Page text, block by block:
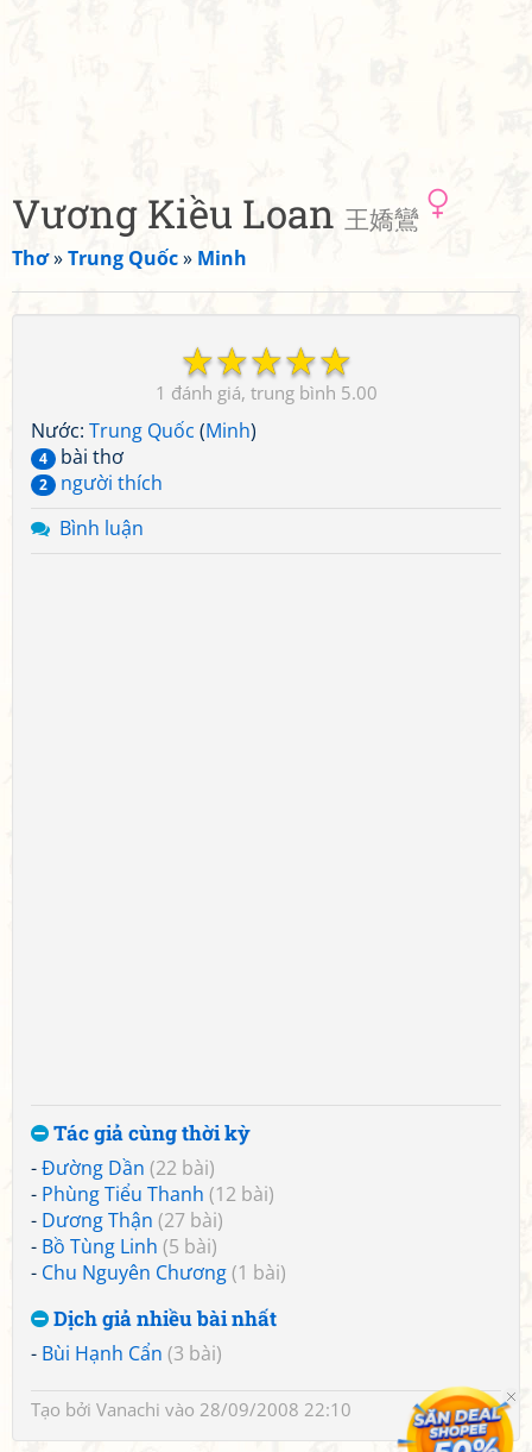
Vương Kiều Loan 王嬌鸞
Thơ»Trung Quốc» Minh
☆
☆
☆
☆
☆
1 5.00
Nước: Trung Quốc (Minh)
4 bài thơ
2
người thích
Bình luận
Tác giả cùng thời kỳ
-Đường Dần (22 bài)
- Phùng Tiểu Thanh (12 bài)
- Dương Thận (27 bài)
- Bồ Tùng Linh (5 bài)
- Chu Nguyên Chương(1 bài)
Dịch giả nhiều bài nhất
- Bùi Hạnh Cẩn (3 bài)
Tạo bởi Vanachi vào 28/09/2008 22:10